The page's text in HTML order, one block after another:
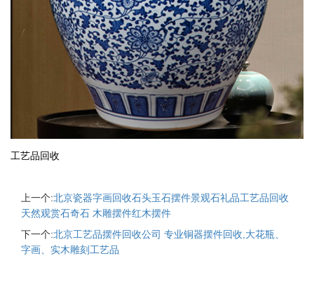
工艺品回收
上一个:北京瓷器字画回收石头玉石摆件景观石礼品工艺品回收
天然观赏石奇石 木雕摆件红木摆件
下一个:北京工艺品摆件回收公司 专业铜器摆件回收,大花瓶、
字画、实木雕刻工艺品